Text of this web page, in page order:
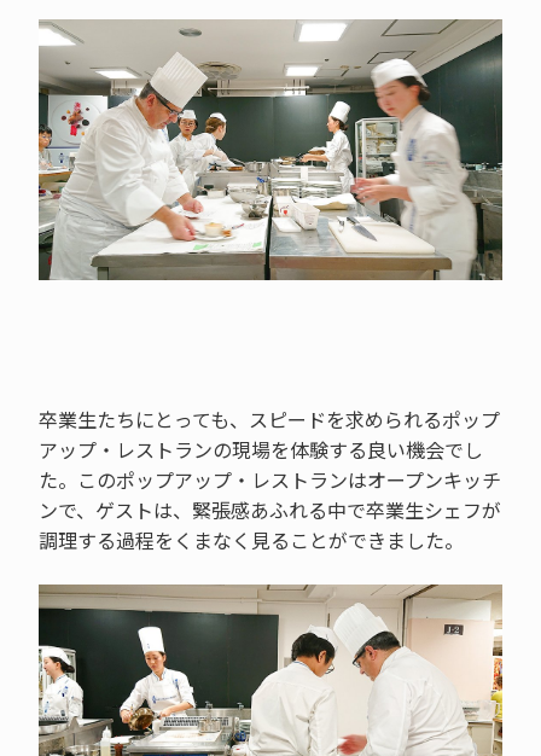
卒業生たちにとっても、スピードを求められるポップ
アップ・レストランの現場を体験する良い機会でし
た。このポップアップ・レストランはオープンキッチ
ンで、ゲストは、緊張感あふれる中で卒業生シェフが
調理する過程をくまなく見ることができました。